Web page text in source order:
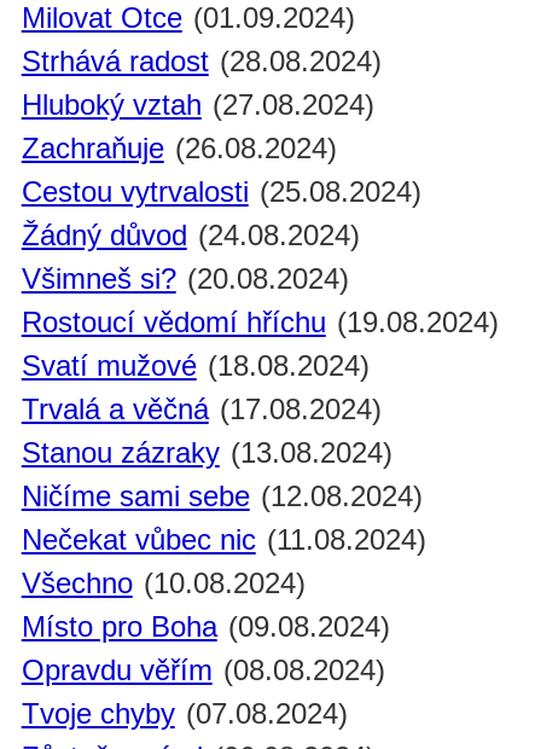
Milovat Otce (01.09.2024)
Strhává radost (28.08.2024)
Hluboký vztah (27.08.2024)
Zachraňuje (26.08.2024)
Cestou vytrvalosti (25.08.2024)
Žádný důvod (24.08.2024)
Všimneš si? (20.08.2024)
Rostoucí vědomí hříchu (19.08.2024)
Svatí mužové (18.08.2024)
Trvalá a věčná (17.08.2024)
Stanou zázraky (13.08.2024)
Ničíme sami sebe (12.08.2024)
Nečekat vůbec nic (11.08.2024)
Všechno (10.08.2024)
Místo pro Boha (09.08.2024)
Opravdu věřím (08.08.2024)
Tvoje chyby (07.08.2024)